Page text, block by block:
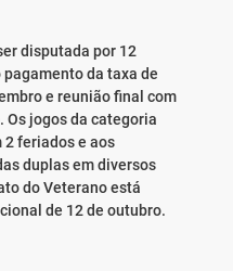
disputada por 12
da taxa de
e reunião final com
Os jogos da categoria
feriados e aos
duplas em diversos
do Veterano está
de 12 de outubro.